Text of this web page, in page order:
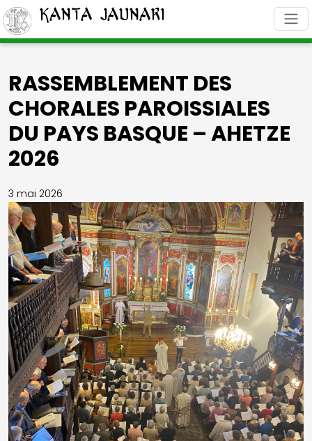
Kanta Jaunari
RASSEMBLEMENT DES
CHORALES PAROISSIALES
DU PAYS BASQUE – AHETZE
2026
3 mai 2026